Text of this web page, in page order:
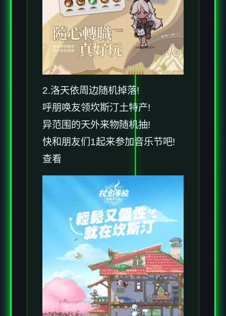
2.洛天依周边随机掉落!
呼朋唤友领坎斯汀土特产!
异范围的天外来物随机抽!
快和朋友们1起来参加音乐节吧!
查看